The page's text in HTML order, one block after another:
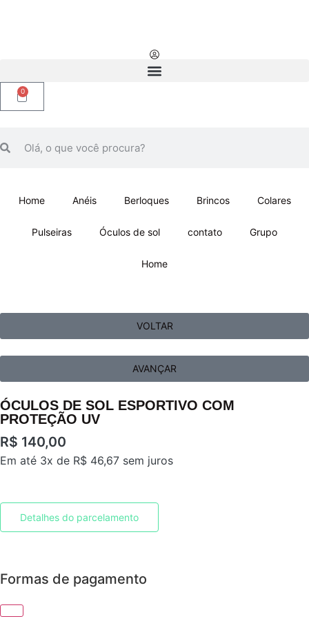
0
Home Anéis Berloques Brincos Colares
Pulseiras Óculos de sol contato Grupo
Home
VOLTAR
AVANÇAR
ÓCULOS DE SOL ESPORTIVO COM
PROTEÇÃO UV
R$ 140,00
Em até 3x de R$ 46,67 sem juros
Detalhes do parcelamento
Formas de pagamento